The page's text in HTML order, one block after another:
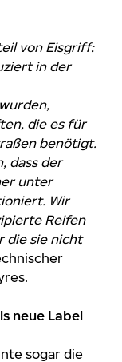
von Eisgriff:
in der
die es für
benötigt.
dass der
unter
Wir
Reifen
die sie nicht
neue Label
sogar die